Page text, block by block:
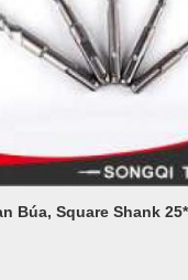
Búa, Square Shank